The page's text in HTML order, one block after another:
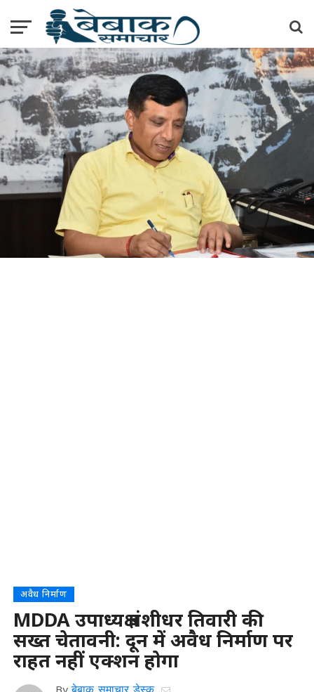
अवैध निर्माण
MDDA उपाध्यक्ष बंशीधर तिवारी की
सख्त चेतावनी: दून में अवैध निर्माण पर
राहत नहीं एक्शन होगा
By बेबाक समाचार डेस्क